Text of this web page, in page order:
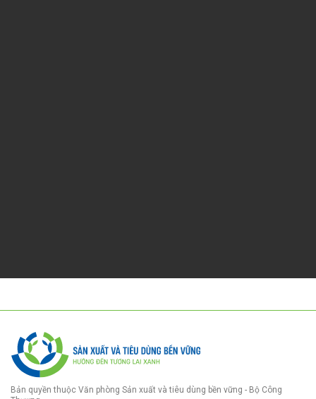
Bản quyền thuộc Văn phòng Sản xuất và tiêu dùng bền vững - Bộ Công